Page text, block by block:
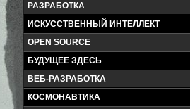
РАЗРАБОТКА
ИСКУССТВЕННЫЙ ИНТЕЛЛЕКТ
OPEN SOURCE
БУДУЩЕЕ ЗДЕСЬ
ВЕБ-РАЗРАБОТКА
КОСМОНАВТИКА